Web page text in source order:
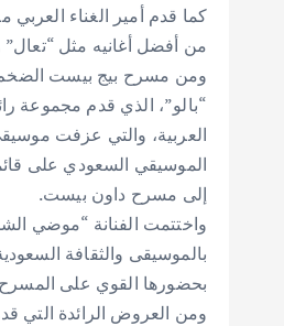
كما قدم أمير الغناء
من أفضل أغانيه مثل “تعال”
ومن مسرح بيج بيست الضخم
“بالو”، الذي قدم مجموعة
العربية، والتي عزفت
الموسيقي السعودي على
إلى مسرح داون بيست.
واختتمت الفنانة “موضي
بالموسيقى والثقافة
بحضورها القوي على المسرح
ومن العروض الرائدة التي